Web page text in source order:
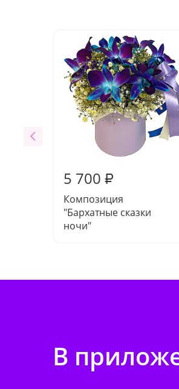
5 700 ₽
Композиция
"Бархатные сказки
ночи"
В